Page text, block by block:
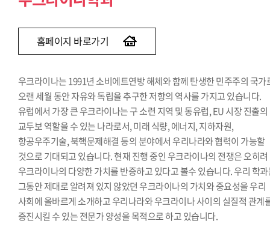
홈페이지 바로가기
우크라이나는 1991년 소비에트연방 해체와 함께 탄생한 민주주의 국가
오랜 세월 동안 자유와 독립을 추구한 저항의 역사를 가지고 있습니다.
유럽에서 가장 큰 우크라이나는 구 소련 지역 및 동유럽, EU 시장 진출의
교두보 역할을 수 있는 나라로서, 미래 식량, 에너지, 지하자원,
항공우주기술, 북핵문제해결 등의 분야에서 우리나라와 협력이 가능할
것으로 기대되고 있습니다. 현재 진행 중인 우크라이나의 전쟁은 오히려
우크라이나의 다양한 가치를 반증하고 있다고 볼수 있습니다. 우리 학
그동안 제대로 알려져 있지 않았던 우크라이나의 가치와 중요성을 우리
사회에 올바르게 소개하고 우리나라와 우크라이나 사이의 실질적 관계
증진시킬 수 있는 전문가 양성을 목적으로 하고 있습니다.